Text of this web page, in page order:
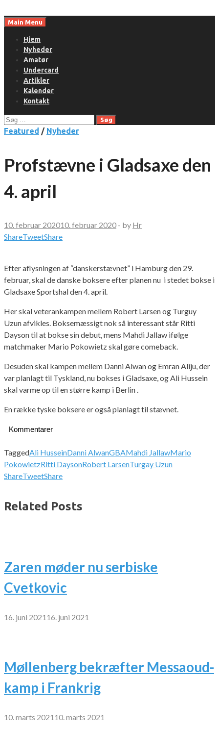
toMain Menu
Hjem
Nyheder
Amatør
Undercard
Artikler
Kalender
Kontakt
Søg
efter:
Featured / Nyheder
Profstævne i Gladsaxe den
4. april
10. februar 202010. februar 2020 - by Hr
ShareTweetShare
Efter aflysningen af “danskerstævnet” i Hamburg den 29.
februar, skal de danske boksere efter planen nu i stedet bokse i
Gladsaxe Sportshal den 4. april.
Her skal veterankampen mellem Robert Larsen og Turguy
Uzun afvikles. Boksemæssigt nok så interessant står Ritti
Dayson til at bokse sin debut, mens Mahdi Jallaw ifølge
matchmaker Mario Pokowietz skal gøre comeback.
Desuden skal kampen mellem Danni Alwan og Emran Aliju, der
var planlagt til Tyskland, nu bokses i Gladsaxe, og Ali Hussein
skal varme op til en større kamp i Berlin .
En række tyske boksere er også planlagt til stævnet.
Kommentarer
TaggedAli HusseinDanni AlwanGBAMahdi JallawMario
PokowietzRitti DaysonRobert LarsenTurgay Uzun
ShareTweetShare
Related Posts
Zaren møder nu serbiske
Cvetkovic
16. juni 2021 16. juni 2021
Møllenberg bekræfter Messaoud-
kamp i Frankrig
10. marts 2021 10. marts 2021